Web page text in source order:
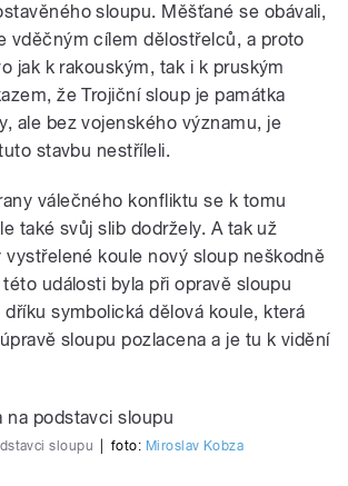
sloupu. Měšťané se obávali,
vděčným cílem dělostřelců, a proto
jak k rakouským, tak i k pruským
že Trojiční sloup je památka
ale bez vojenského významu, je
stavbu nestříleli.
válečného konfliktu se k tomu
také svůj slib dodržely. A tak už
koule nový sloup neškodně
události byla při opravě sloupu
symbolická dělová koule, která
sloupu pozlacena a je tu k vidění
sloupu foto: Miroslav Kobza